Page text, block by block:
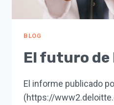
BLOG
El futuro de
El informe publicado
(https://